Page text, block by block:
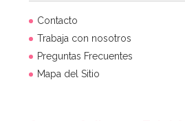
Vela de Cumpleaños Branch 2D
Contacto
Trabaja con nosotros
Preguntas Frecuentes
Mapa del Sitio